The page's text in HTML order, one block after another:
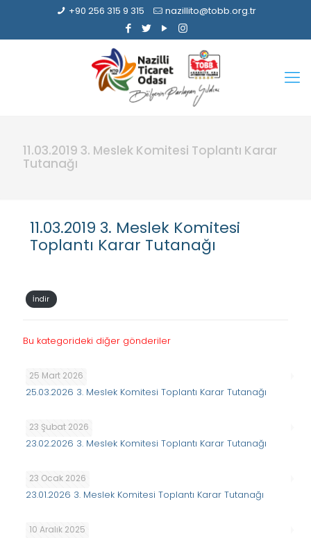
+90 256 315 9 315 nazillito@tobb.org.tr
11.03.2019 3. Meslek Komitesi Toplantı Karar
Tutanağı
11.03.2019 3. Meslek Komitesi
Toplantı Karar Tutanağı
İndir
Bu kategorideki diğer gönderiler
25 Mart 2026
25.03.2026 3. Meslek Komitesi Toplantı Karar Tutanağı
23 Şubat 2026
23.02.2026 3. Meslek Komitesi Toplantı Karar Tutanağı
23 Ocak 2026
23.01.2026 3. Meslek Komitesi Toplantı Karar Tutanağı
10 Aralık 2025